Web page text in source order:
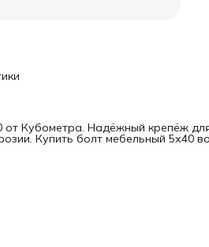
от Кубометра. Надёжный крепёж
Купить болт мебельный 5х40